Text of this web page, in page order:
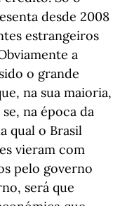
desde 2008
estrangeiros
a
o grande
na sua maioria,
na época da
qual o Brasil
vieram com
pelo governo
será que